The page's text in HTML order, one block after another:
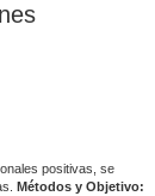
positivas, se
Métodos y Objetivo: